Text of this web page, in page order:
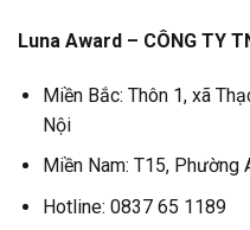
Luna Award – CÔNG TY
Miền Bắc: Thôn 1, xã
Nội
Miền Nam: T15, Phường
Hotline: 0837 65 1189